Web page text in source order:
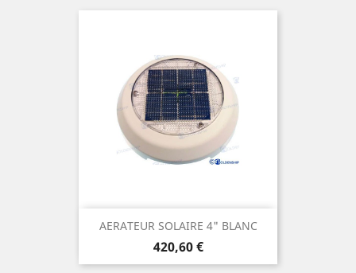
AERATEUR SOLAIRE 4" BLANC
Prix
420,60 €